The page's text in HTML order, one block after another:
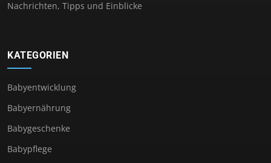
Nachrichten, Tipps und Einblicke
KATEGORIEN
Babyentwicklung
Babyernährung
Babygeschenke
Babypflege